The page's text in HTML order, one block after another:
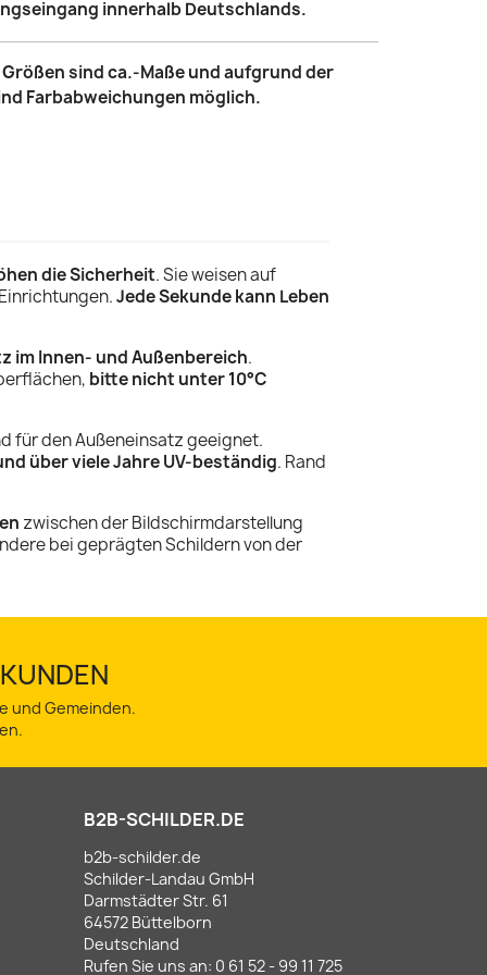
innerhalb Deutschlands.
sind ca.-Maße und aufgrund der
Farbabweichungen möglich.
die Sicherheit. Sie weisenauf
Jede Sekunde kann Leben
im Innen- und Außenbereich.
bitte nicht unter 10°C
für den Außeneinsatz geeignet.
über viele Jahre UV-beständig. Rand
zwischen der Bildschirmdarstellung
bei geprägten Schildern von der
und Gemeinden.
B2B-SCHILDER.DE
b2b-schilder.de
Schilder-Landau GmbH
Darmstädter Str. 61
64572 Büttelborn
Deutschland
Rufen Sie uns an: 0 61 52 - 99 11 725